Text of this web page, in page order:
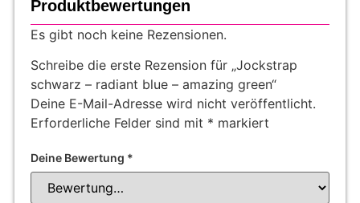
Produktbewertungen
Es gibt noch keine Rezensionen.
Schreibe die erste Rezension für „Jockstrap
schwarz – radiant blue – amazing green“
Deine E-Mail-Adresse wird nicht veröffentlicht.
Erforderliche Felder sind mit * markiert
Deine Bewertung *